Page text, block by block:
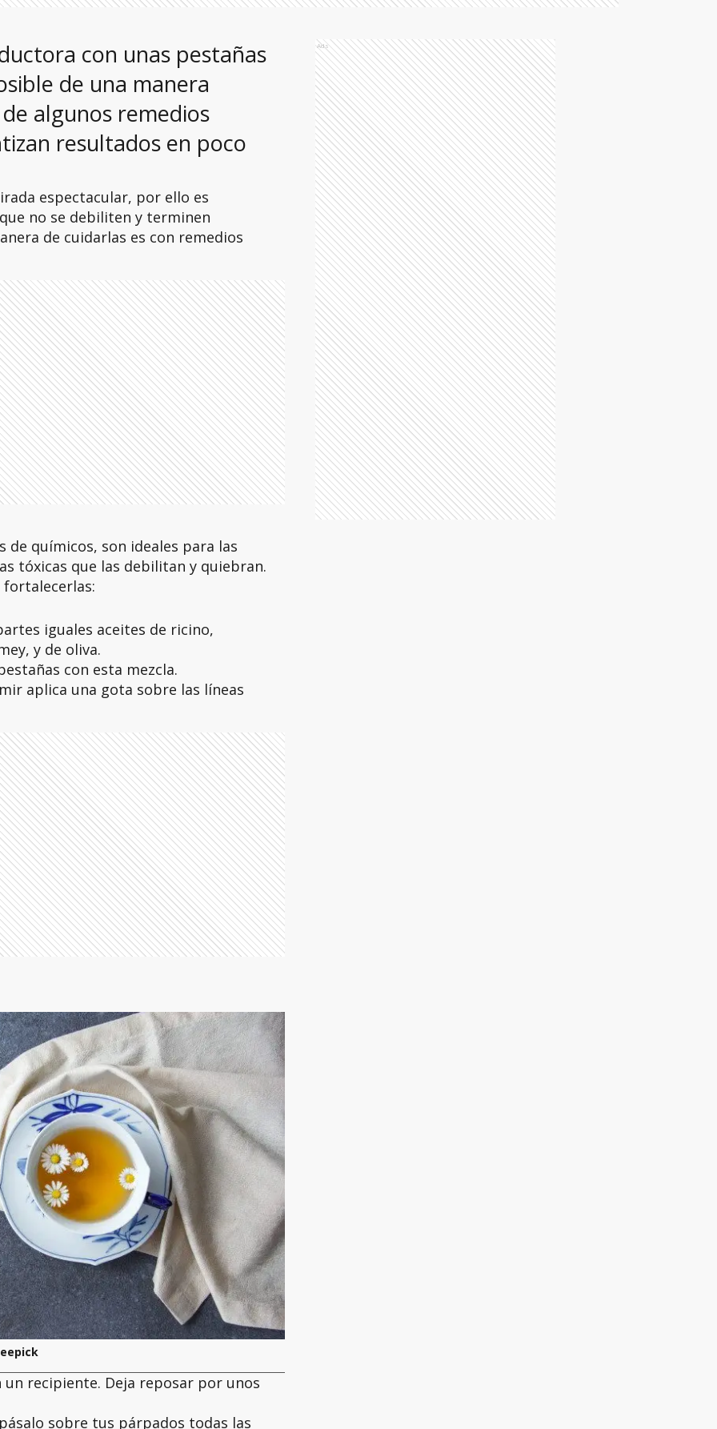
con unas pestañas
de una manera
algunos remedios
resultados en poco
espectacular, por ello es
no se debiliten y terminen
de cuidarlas es con remedios
químicos, son ideales para las
tóxicas que las debilitan y quiebran.
iguales aceites de ricino,
y de oliva.
con esta mezcla.
aplica una gota sobre las líneas
recipiente. Deja reposar por unos
sobre tus párpados todas las
Ads